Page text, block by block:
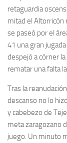
retaguardia
mitad el Altorricón
se paseó por el
41 una gran
despejó a córner
rematar una falta
Tras la
descanso no lo
y cabebezo de
meta zaragozano
juego. Un minuto